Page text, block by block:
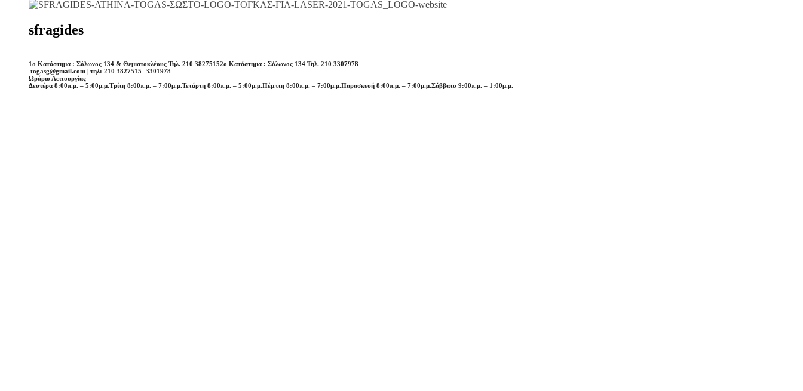
sfragides
1o Κατάστημα : Σόλωνος 134 & Θεμιστοκλέους Τηλ. 210 38275152o Κατάστημα : Σόλωνος 134 Τηλ. 210 3307978
togasg@gmail.com | τηλ: 210 3827515- 3301978
Ωράριο Λειτουργίας
Δευτέρα 8:00π.μ. – 5:00μ.μ.Τρίτη 8:00π.μ. – 7:00μ.μ.Τετάρτη 8:00π.μ. – 5:00μ.μ.Πέμπτη 8:00π.μ. – 7:00μ.μ.Παρασκευή 8:00π.μ. – 7:00μ.μ.Σάββατο 9:00π.μ. – 1:00μ.μ.